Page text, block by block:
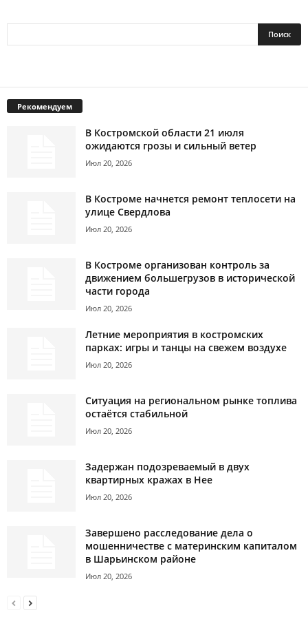
Рекомендуем
В Костромской области 21 июля
ожидаются грозы и сильный ветер
Июл 20, 2026
В Костроме начнется ремонт теплосети на
улице Свердлова
Июл 20, 2026
В Костроме организован контроль за
движением большегрузов в исторической
части города
Июл 20, 2026
Летние мероприятия в костромских
парках: игры и танцы на свежем воздухе
Июл 20, 2026
Ситуация на региональном рынке топлива
остаётся стабильной
Июл 20, 2026
Задержан подозреваемый в двух
квартирных кражах в Нее
Июл 20, 2026
Завершено расследование дела о
мошенничестве с материнским капиталом
в Шарьинском районе
Июл 20, 2026